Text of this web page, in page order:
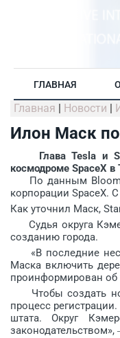
ГЛАВНАЯ
Главная | Новости |
Илон Маск
Глава Tesla и
космодроме SpaceX
По данным
корпорации SpaceX.
Как уточнил Маск,
Судья округа
созданию города.
«В последние
Маска включить
проинформирован об
Чтобы создать
процесс
штата. Округ